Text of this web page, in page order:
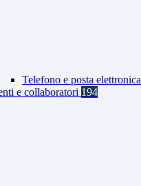
Telefono e posta elettronica
e collaboratori 194